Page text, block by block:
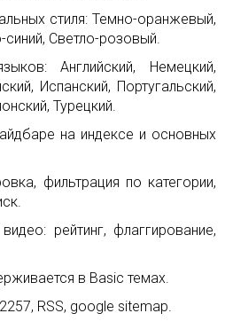
стиля: Темно-оранжевый,
Светло-розовый.
Английский, Немецкий,
Испанский, Португальский,
Турецкий.
на индексе и основных
фильтрация по категории,
рейтинг, флаггирование,
в Basic темах.
RSS, google sitemap.